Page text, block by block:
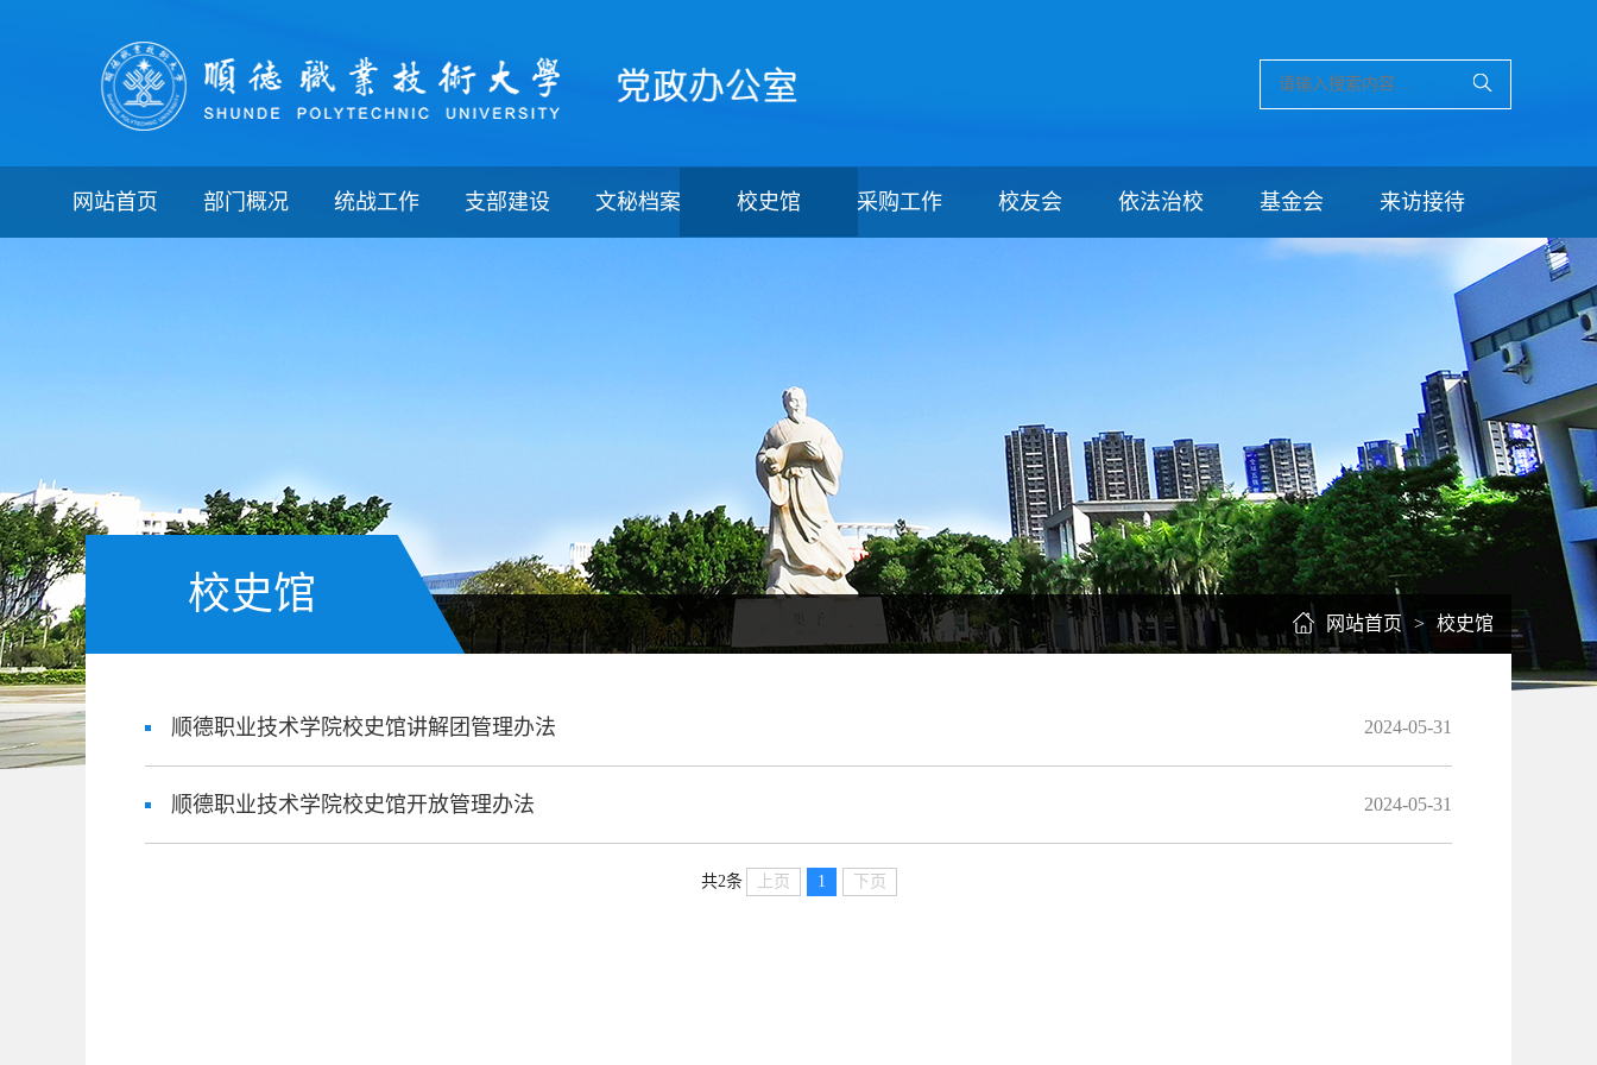
网站首页 部门概况 统战工作 支部建设 文秘档案 校史馆 采购工作 校友会 依法治校 基金会 来访接待
校史馆
网站首页 > 校史馆
顺德职业技术学院校史馆讲解团管理办法 2024-05-31
顺德职业技术学院校史馆开放管理办法 2024-05-31
共2条 上页 1 下页